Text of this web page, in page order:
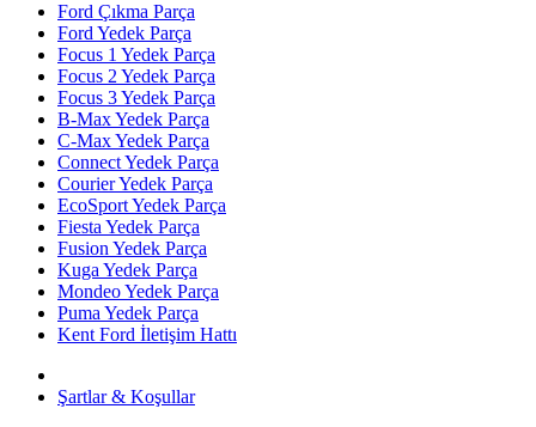
Ford Çıkma Parça
Ford Yedek Parça
Focus 1 Yedek Parça
Focus 2 Yedek Parça
Focus 3 Yedek Parça
B-Max Yedek Parça
C-Max Yedek Parça
Connect Yedek Parça
Courier Yedek Parça
EcoSport Yedek Parça
Fiesta Yedek Parça
Fusion Yedek Parça
Kuga Yedek Parça
Mondeo Yedek Parça
Puma Yedek Parça
Kent Ford İletişim Hattı
Şartlar & Koşullar